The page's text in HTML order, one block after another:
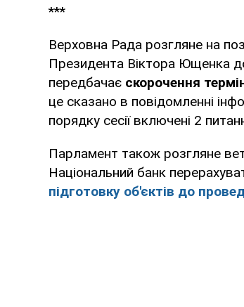
***
Верховна Рада розгляне на
Президента Віктора Ющенка
передбачає скорочення
це сказано в повідомленні
порядку сесії включені 2
Парламент також розгляне
Національний банк
підготовку об'єктів до